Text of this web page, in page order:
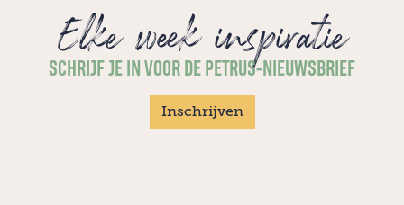
Elke week inspiratie
SCHRIJF JE IN VOOR DE PETRUS-NIEUWSBRIEF
Inschrijven